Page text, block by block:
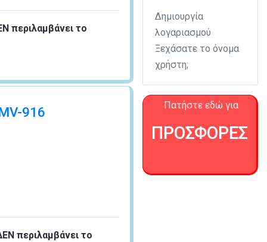
περιλαμβάνει το
916
περιλαμβάνει το
Δημιουργία
λογαριασμού
Ξεχάσατε το όνομα
χρήστη;
Πατήστε εδώ για
ΠΡΟΣΦΟΡΕΣ